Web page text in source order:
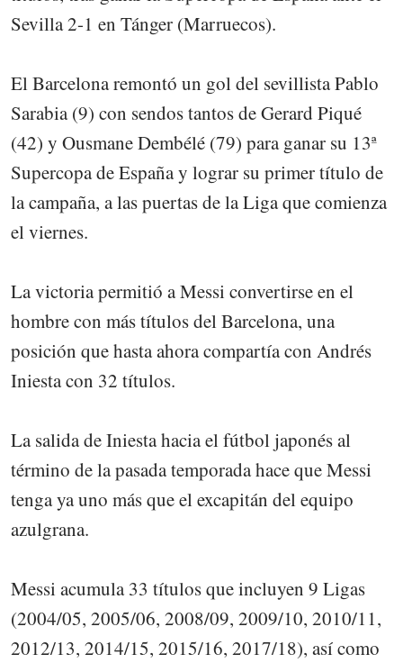
Sevilla 2-1 en Tánger (Marruecos).
El Barcelona remontó un gol del sevillista Pablo
Sarabia (9) con sendos tantos de Gerard Piqué
(42) y Ousmane Dembélé (79) para ganar su 13ª
Supercopa de España y lograr su primer título de
la campaña, a las puertas de la Liga que comienza
el viernes.
La victoria permitió a Messi convertirse en el
hombre con más títulos del Barcelona, una
posición que hasta ahora compartía con Andrés
Iniesta con 32 títulos.
La salida de Iniesta hacia el fútbol japonés al
término de la pasada temporada hace que Messi
tenga ya uno más que el excapitán del equipo
azulgrana.
Messi acumula 33 títulos que incluyen 9 Ligas
(2004/05, 2005/06, 2008/09, 2009/10, 2010/11,
2012/13, 2014/15, 2015/16, 2017/18), así como